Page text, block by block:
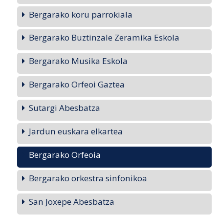
Bergarako koru parrokiala
Bergarako Buztinzale Zeramika Eskola
Bergarako Musika Eskola
Bergarako Orfeoi Gaztea
Sutargi Abesbatza
Jardun euskara elkartea
Bergarako Orfeoia
Bergarako orkestra sinfonikoa
San Joxepe Abesbatza